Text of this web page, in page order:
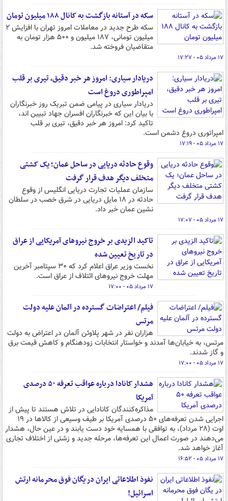
سکه در آستانه بازگشت به کانال ۱۸۸ میلیون تومان
سکه طرح جدید در معاملات امروز تهران با افزایش ۲
میلیون تومانی، ۱۸۷ میلیون و ۵۰۰ هزار تومان به
متقاضیان فروخته شد.
۱۷ مرداد ۰۵ - ۱۷:۲۷
دریادار سیاری: امروز هر خبر دقیق، تیری بر قلب
امپراطوری دروغ است
دریادار سیاری در پیامی ضمن تبریک روز خبرنگاران
با بیان این که خبرنگاران افسران جهاد تبیین اند،
تاکید کرد: امروز هر خبر دقیق، تیری بر قلب
امپراتوری دروغ دشمن است.
۱۷ مرداد ۰۵ - ۱۷:۱۹
وقوع حادثه دریایی در ساحل عمان؛ یک کشتی
متخلف دیگر هدف قرار گرفت
سازمان عملیات تجارت دریایی انگلیس از وقوع
حادثه در ۱۸ مایل دریایی در شرق خصب در سلطان
نشین عمان خبر داد.
۱۷ مرداد ۰۵ - ۱۷:۰۷
تاکید الزیدی بر خروج نیروهای آمریکایی از عراق
در تاریخ تعیین شده
نخست وزیر عراق اعلام کرد که ۳۰ سپتامبر آخرین
مهلت خروج نیروهای ائتلاف از عراق است.
۱۷ مرداد ۰۵ - ۱۷:۰۰
فیلم/ اعتراضات گسترده در آلمان علیه دولت
مرتس
هزاران نفر در شهر پلاوئن آلمان در اعتراض به دولت
مرتس، به خیابان‌ها آمدند و خواستار انتخابات زودهنگام و کاهش قیمت برق
و گاز شدند.
۱۷ مرداد ۰۵ - ۱۷:۰۰
هشدار کانادا درباره عواقب تعرفه ۵۰ درصدی
آمریکا
مذاکره‌کنندگان کانادایی در تلاش هستند تا پیش از
اجرایی شدن تعرفه‌های ۵۰ درصدی آمریکا بر طیف وسیعی از کالاها در ۱۹
اوت (۲۸ مرداد)، به توافقی با همسایه خود دست یابند و در عین حال، هشدار
می‌دهند در صورت اعمال این تعرفه‌ها، مرحله جدید و زشتی از اختلاف تجاری
آغاز خواهد شد.
۱۷ مرداد ۰۵ - ۱۶:۵۲
نفوذ اطلاعاتی ایران در یگان فوق محرمانه ارتش
اسرائیل!